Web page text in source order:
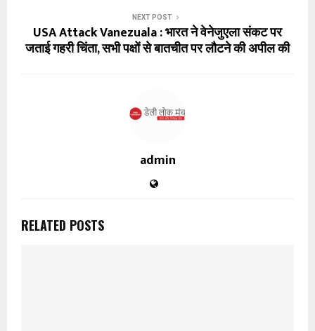
NEXT POST
USA Attack Vanezuala : भारत ने वेनेजुएला संकट पर
जताई गहरी चिंता, सभी पक्षों से बातचीत पर लौटने की अपील की
admin
RELATED POSTS